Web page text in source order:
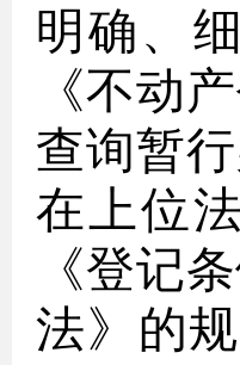
明确、
《不动
查询暂
在上位
《登记
法》的